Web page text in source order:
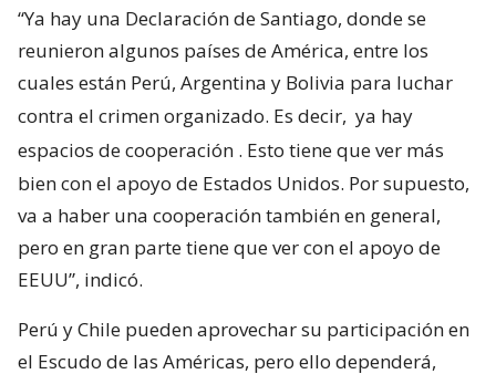
“Ya hay una Declaración de Santiago, donde se
reunieron algunos países de América, entre los
cuales están Perú, Argentina y Bolivia para luchar
contra el crimen organizado. Es decir, ya hay
espacios de cooperación . Esto tiene que ver más
bien con el apoyo de Estados Unidos. Por supuesto,
va a haber una cooperación también en general,
pero en gran parte tiene que ver con el apoyo de
EEUU”, indicó.
Perú y Chile pueden aprovechar su participación en
el Escudo de las Américas, pero ello dependerá,